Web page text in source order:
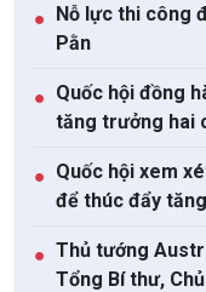
● Nỗ lực thi công
Pằn
● Quốc hội đồng
tăng trưởng hai
● Quốc hội xem
để thúc đẩy
● Thủ tướng
Tổng Bí thư,